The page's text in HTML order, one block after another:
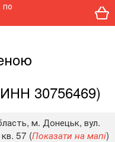
30756469)
м. Донецьк, вул.
57 (Показати на мапі)